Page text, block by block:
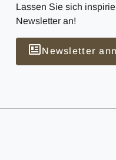
Lassen Sie sich
Newsletter an!
Newsletter